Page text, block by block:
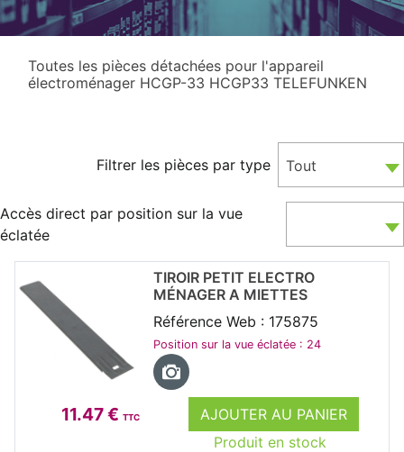
Toutes les pièces détachées pour l'appareil
électroménager HCGP-33 HCGP33 TELEFUNKEN
Filtrer les pièces par type Tout
Accès direct par position sur la vue
éclatée
11.47 € TTC
AJOUTER AU PANIER
Produit en stock
TIROIR PETIT ELECTRO
MÉNAGER A MIETTES
Référence Web : 175875
Position sur la vue éclatée : 24